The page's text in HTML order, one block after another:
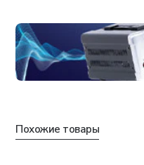
Похожие товары